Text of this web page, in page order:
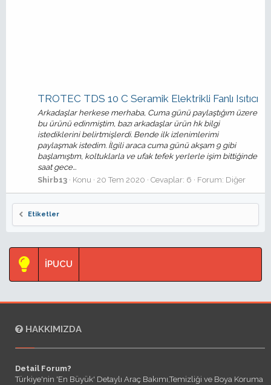
TROTEC TDS 10 C Seramik Elektrikli Fanlı Isıtıcı
Arkadaşlar herkese merhaba, Cuma günü paylaştığım üzere
bu ürünü edinmiştim, bazı arkadaşlar ürün hk bilgi
istediklerini belirtmişlerdi. Bende ilk izlenimlerimi
paylaşmak istedim. İlgili araca cuma günü akşam 9 gibi
başlamıştım, koltuklarla ve ufak tefek yerlerle işim bittiğinde
saat gece...
Shirb13
Konu 20 Tem 2020 Cevaplar: 6 Forum: Diğer
Etiketler
İPUCU
HAKKIMIZDA
Detail Forum?
Türkiye'nin 'En Büyük' Detaylı Araç Bakımı,Temizliği ve Boya Koruma